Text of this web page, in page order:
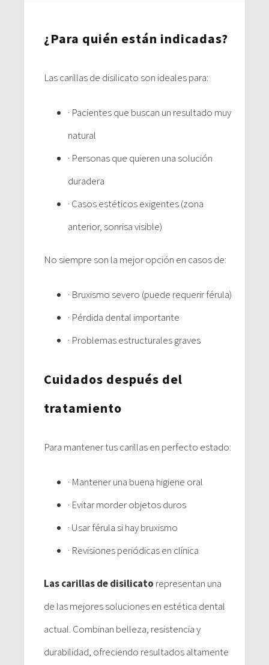
¿Para quién están indicadas?
Las carillas de disilicato son ideales para:
· Pacientes que buscan un resultado muy
natural
· Personas que quieren una solución
duradera
· Casos estéticos exigentes (zona
anterior, sonrisa visible)
No siempre son la mejor opción en casos de:
· Bruxismo severo (puede requerir férula)
· Pérdida dental importante
· Problemas estructurales graves
Cuidados después del
tratamiento
Para mantener tus carillas en perfecto estado:
· Mantener una buena higiene oral
· Evitar morder objetos duros
· Usar férula si hay bruxismo
· Revisiones periódicas en clínica
Las carillas de disilicato representan una
de las mejores soluciones en estética dental
actual. Combinan belleza, resistencia y
durabilidad, ofreciendo resultados altamente